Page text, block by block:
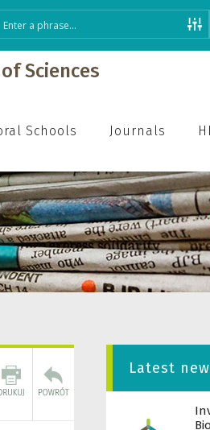
Sciences
Schools Journals
Latest